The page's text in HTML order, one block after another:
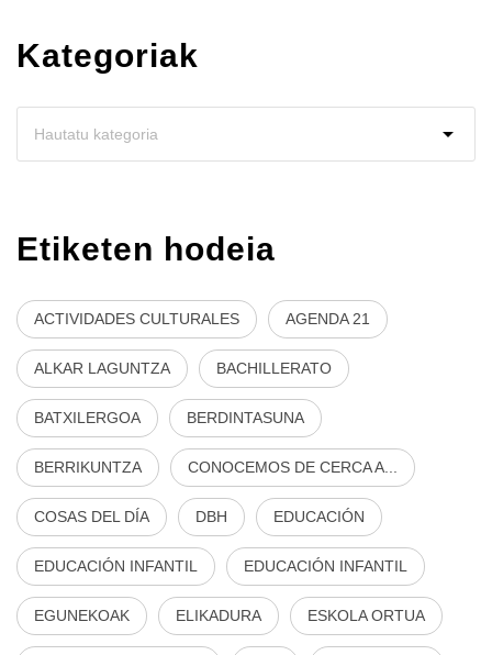
Kategoriak
Etiketen hodeia
ACTIVIDADES CULTURALES AGENDA 21
ALKAR LAGUNTZA BACHILLERATO
BATXILERGOA BERDINTASUNA
BERRIKUNTZA CONOCEMOS DE CERCA A...
COSAS DEL DÍA DBH EDUCACIÓN
EDUCACIÓN INFANTIL EDUCACIÓN INFANTIL
EGUNEKOAK ELIKADURA ESKOLA ORTUA